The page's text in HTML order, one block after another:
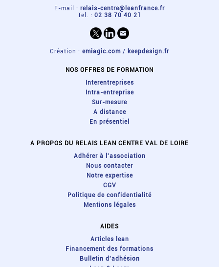
E-mail : relais-centre@leanfrance.fr
Tel. : 02 38 70 40 21
Création : emiagic.com / keepdesign.fr
NOS OFFRES DE FORMATION
Interentreprises
Intra-entreprise
Sur-mesure
A distance
En présentiel
A PROPOS DU RELAIS LEAN CENTRE VAL DE LOIRE
Adhérer à l'association
Nous contacter
Notre expertise
CGV
Politique de confidentialité
Mentions légales
AIDES
Articles lean
Financement des formations
Bulletin d'adhésion